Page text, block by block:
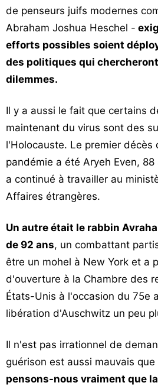
de penseurs juifs modernes
Abraham Joshua Heschel -
efforts possibles soient
des politiques qui
dilemmes.
Il y a aussi le fait que certains
maintenant du virus sont des
l'Holocauste. Le premier décès
pandémie a été Aryeh Even,
a continué à travailler au
Affaires étrangères.
Un autre était le rabbin
de 92 ans, un combattant
être un mohel à New York et a
d'ouverture à la Chambre des
États-Unis à l'occasion du 75e
libération d'Auschwitz un peu
Il n'est pas irrationnel de
guérison est aussi mauvais
pensons-nous vraiment que